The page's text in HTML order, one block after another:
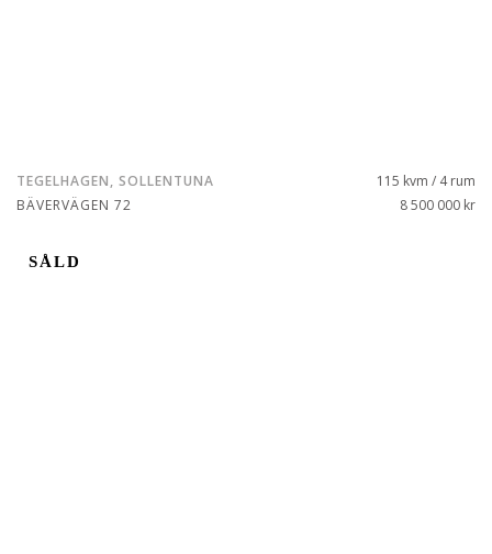
TEGELHAGEN, SOLLENTUNA
BÄVERVÄGEN 72
115 kvm / 4 rum
8 500 000 kr
SÅLD